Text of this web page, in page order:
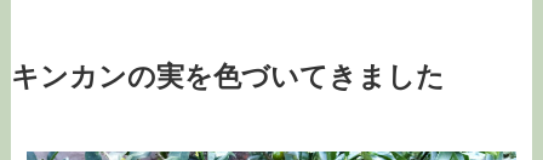
キンカンの実を色づいてきました